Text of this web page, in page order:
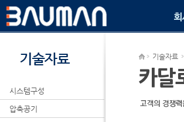
시스템구성
압축공기
기술자료
카달